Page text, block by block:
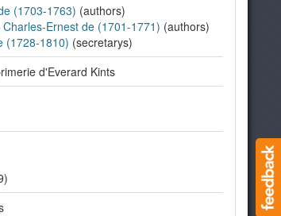
(1703-1763) (authors)
Ernest de (1701-1771) (authors)
(1728-1810) (secretarys)
d'Everard Kints